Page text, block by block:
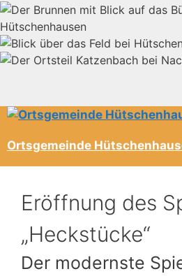
Ortsgemeinde
Eröffnung des
„Heckstücke“
Der modernste